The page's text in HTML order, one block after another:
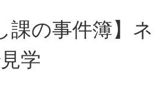
課の事件簿】
学